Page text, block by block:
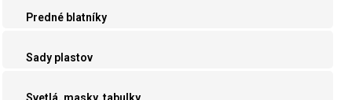
Predné blatníky
Sady plastov